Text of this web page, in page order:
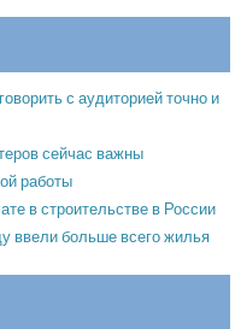
с аудиторией точно и
сейчас важны
работы
в строительстве в России
ввели больше всего жилья